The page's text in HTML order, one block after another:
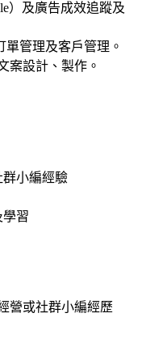
）及廣告成效追蹤及
管理及客戶管理。
案設計、製作。
小編經驗
學習
營或社群小編經歷